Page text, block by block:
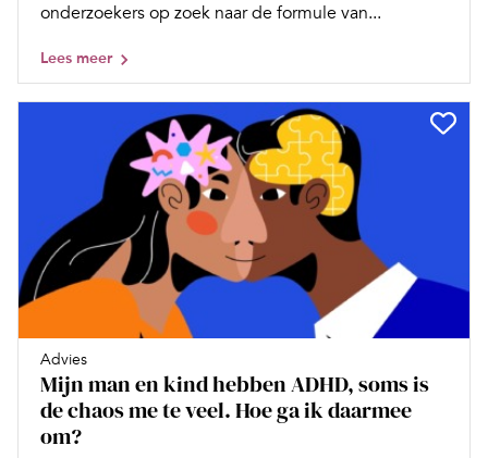
onderzoekers op zoek naar de formule van...
Lees meer
Advies
Mijn man en kind hebben ADHD, soms is
de chaos me te veel. Hoe ga ik daarmee
om?